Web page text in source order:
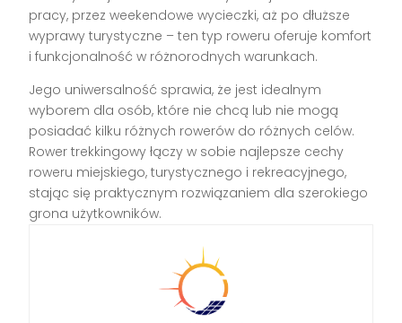
pracy, przez weekendowe wycieczki, aż po dłuższe
wyprawy turystyczne – ten typ roweru oferuje komfort
i funkcjonalność w różnorodnych warunkach.
Jego uniwersalność sprawia, że jest idealnym
wyborem dla osób, które nie chcą lub nie mogą
posiadać kilku różnych rowerów do różnych celów.
Rower trekkingowy łączy w sobie najlepsze cechy
roweru miejskiego, turystycznego i rekreacyjnego,
stając się praktycznym rozwiązaniem dla szerokiego
grona użytkowników.